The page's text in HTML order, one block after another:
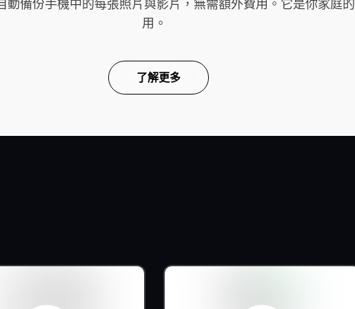
動備份手機中的每張照片與影片，無需額外費用。它是你家
用。
了解更多